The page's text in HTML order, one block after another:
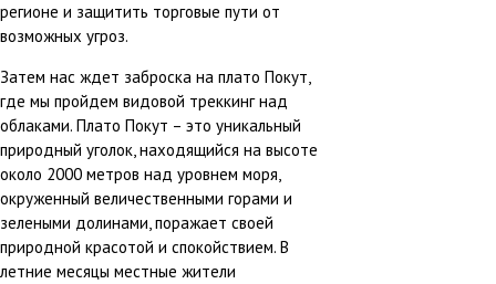
регионе и защитить торговые пути от
возможных угроз.
Затем нас ждет заброска на плато Покут,
где мы пройдем видовой треккинг над
облаками. Плато Покут – это уникальный
природный уголок, находящийся на высоте
около 2000 метров над уровнем моря,
окруженный величественными горами и
зелеными долинами, поражает своей
природной красотой и спокойствием. В
летние месяцы местные жители